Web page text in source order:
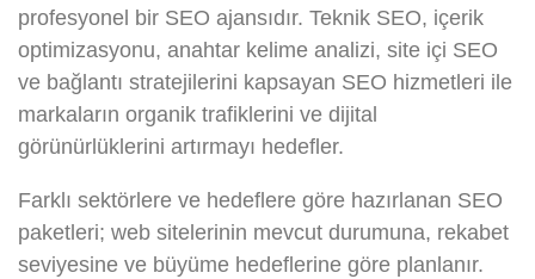
profesyonel bir SEO ajansıdır. Teknik SEO, içerik
optimizasyonu, anahtar kelime analizi, site içi SEO
ve bağlantı stratejilerini kapsayan SEO hizmetleri ile
markaların organik trafiklerini ve dijital
görünürlüklerini artırmayı hedefler.
Farklı sektörlere ve hedeflere göre hazırlanan SEO
paketleri; web sitelerinin mevcut durumuna, rekabet
seviyesine ve büyüme hedeflerine göre planlanır.